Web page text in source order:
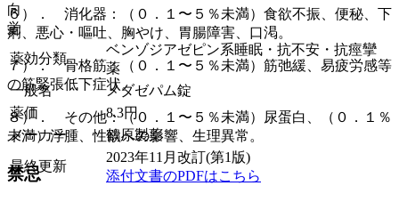
６）． 消化器：（０．１〜５％未満）食欲不振、便秘、下
痢、悪心・嘔吐、胸やけ、胃腸障害、口渇。
７）． 骨格筋：（０．１〜５％未満）筋弛緩、易疲労感等
の筋緊張低下症状。
８）． その他：（０．１〜５％未満）尿蛋白、（０．１％
未満）浮腫、性欲への影響、生理異常。
禁忌
向
覚
薬効分類
ベンゾジアゼピン系睡眠・抗不安・抗痙攣
薬
一般名
メダゼパム錠
薬価
8.3円
メーカー
鶴原製薬
最終更新
2023年11月改訂(第1版)
添付文書のPDFはこちら